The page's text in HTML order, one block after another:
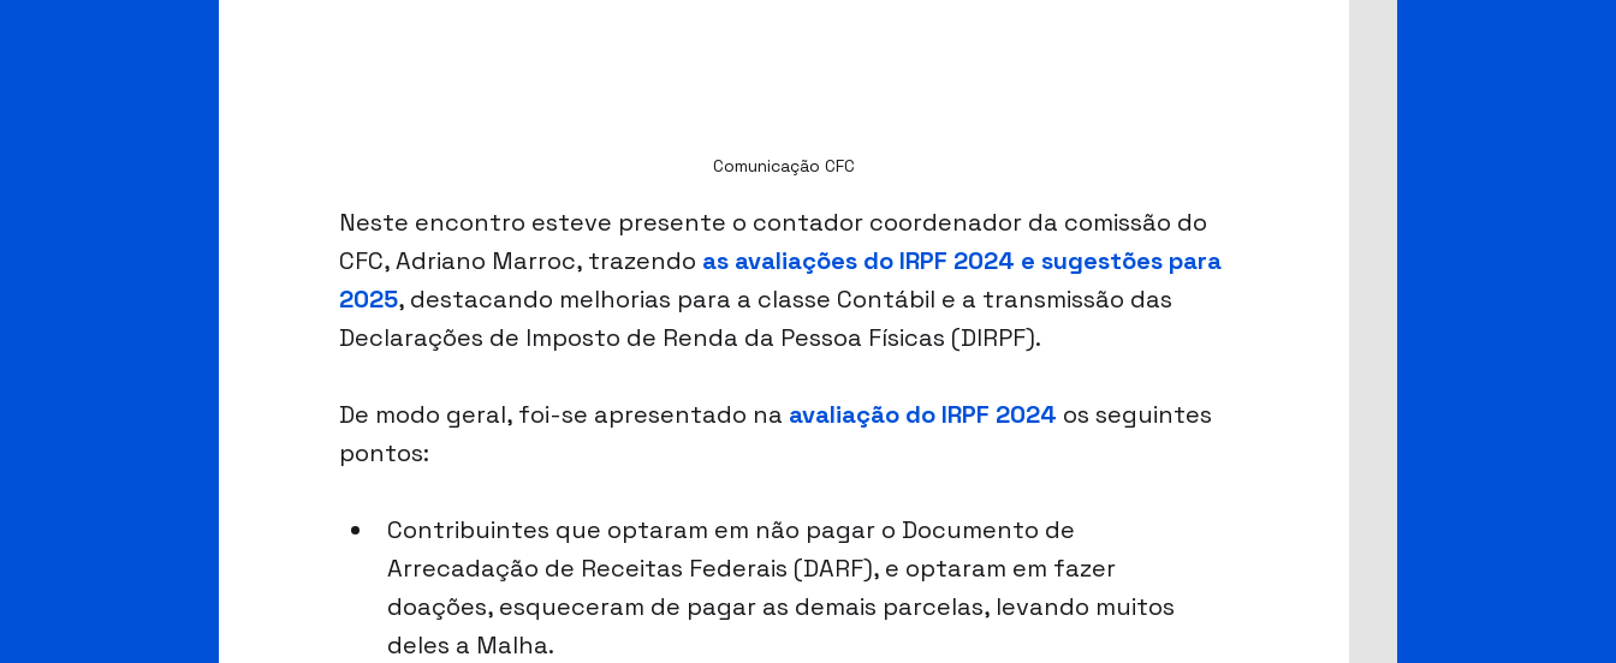
Comunicação CFC
Neste encontro esteve presente o contador coordenador da comissão do
CFC, Adriano Marroc, trazendo as avaliações do IRPF 2024 e sugestões para
2025, destacando melhorias para a classe Contábil e a transmissão das
Declarações de Imposto de Renda da Pessoa Físicas (DIRPF).
De modo geral, foi-se apresentado na avaliação do IRPF 2024 os seguintes
pontos:
Contribuintes que optaram em não pagar o Documento de
Arrecadação de Receitas Federais (DARF), e optaram em fazer
doações, esqueceram de pagar as demais parcelas, levando muitos
deles a Malha.